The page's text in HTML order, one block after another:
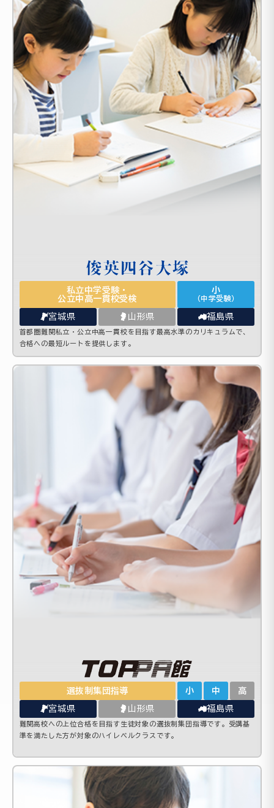
私立中学受験・
公立中高一貫校受検
小
（中学受験）
宮城県 山形県 福島県
首都圏難関私立・公立中高一貫校を目指す最高水準のカリキュラムで、
合格への最短ルートを提供します。
選抜制集団指導 小 中 高
宮城県 山形県 福島県
難関高校への上位合格を目指す生徒対象の選抜制集団指導です。受講基
準を満たした方が対象のハイレベルクラスです。